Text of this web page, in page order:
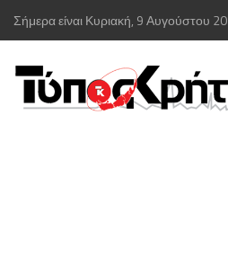
Σήμερα είναι Κυριακή, 9 Αυγούστου